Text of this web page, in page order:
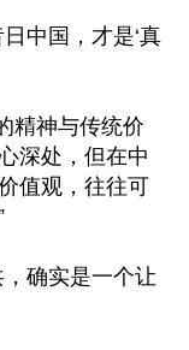
中国，才是‘真
精神与传统价
深处，但在中
值观，往往可
确实是一个让